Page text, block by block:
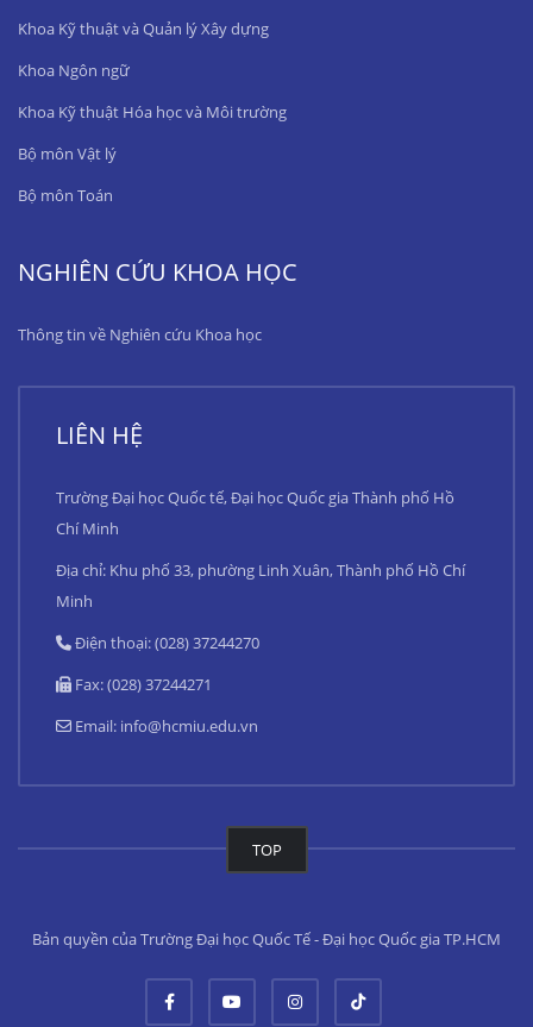
Khoa Kỹ thuật và Quản lý Xây dựng
Khoa Ngôn ngữ
Khoa Kỹ thuật Hóa học và Môi trường
Bộ môn Vật lý
Bộ môn Toán
NGHIÊN CỨU KHOA HỌC
Thông tin về Nghiên cứu Khoa học
LIÊN HỆ
Trường Đại học Quốc tế, Đại học Quốc gia Thành phố Hồ
Chí Minh
Địa chỉ: Khu phố 33, phường Linh Xuân, Thành phố Hồ Chí
Minh
Điện thoại: (028) 37244270
Fax: (028) 37244271
Email: info@hcmiu.edu.vn
TOP
Bản quyền của Trường Đại học Quốc Tế - Đại học Quốc gia TP.HCM